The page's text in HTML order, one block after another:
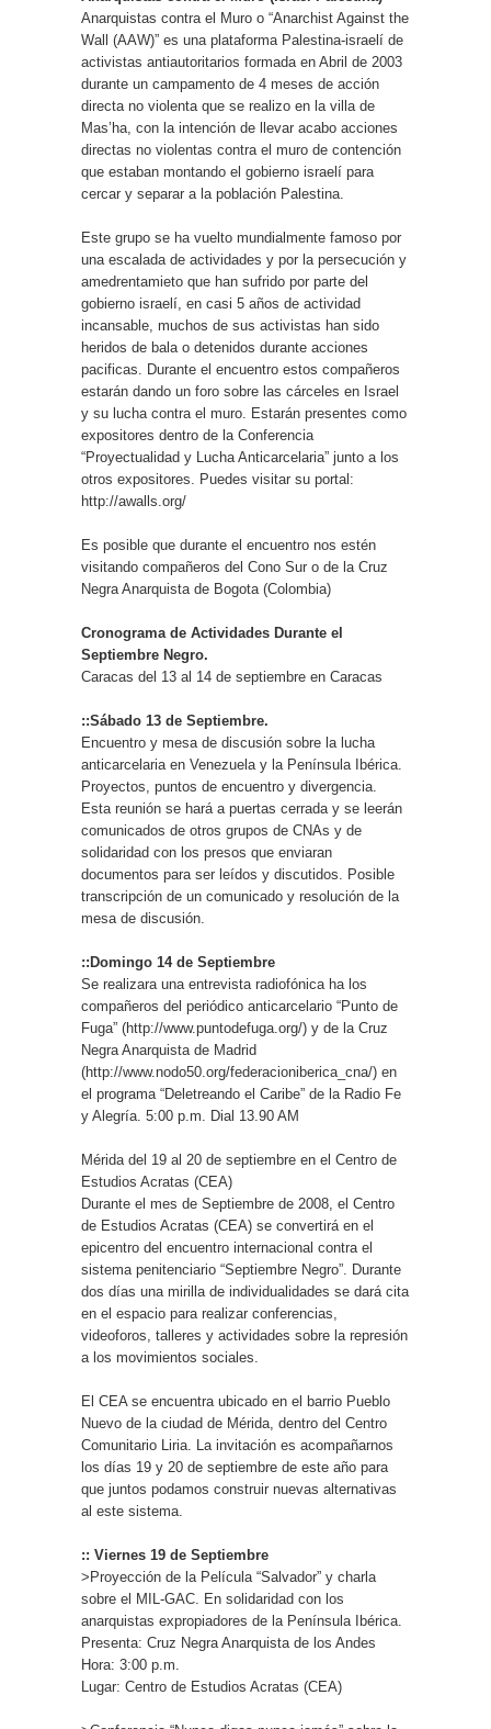
Anarquistas contra el Muro o “Anarchist Against the
Wall (AAW)” es una plataforma Palestina-israelí de
activistas antiautoritarios formada en Abril de 2003
durante un campamento de 4 meses de acción
directa no violenta que se realizo en la villa de
Mas’ha, con la intención de llevar acabo acciones
directas no violentas contra el muro de contención
que estaban montando el gobierno israelí para
cercar y separar a la población Palestina.
Este grupo se ha vuelto mundialmente famoso por
una escalada de actividades y por la persecución y
amedrentamieto que han sufrido por parte del
gobierno israelí, en casi 5 años de actividad
incansable, muchos de sus activistas han sido
heridos de bala o detenidos durante acciones
pacificas. Durante el encuentro estos compañeros
estarán dando un foro sobre las cárceles en Israel
y su lucha contra el muro. Estarán presentes como
expositores dentro de la Conferencia
“Proyectualidad y Lucha Anticarcelaria” junto a los
otros expositores. Puedes visitar su portal:
http://awalls.org/
Es posible que durante el encuentro nos estén
visitando compañeros del Cono Sur o de la Cruz
Negra Anarquista de Bogota (Colombia)
Cronograma de Actividades Durante el
Septiembre Negro.
Caracas del 13 al 14 de septiembre en Caracas
::Sábado 13 de Septiembre.
Encuentro y mesa de discusión sobre la lucha
anticarcelaria en Venezuela y la Península Ibérica.
Proyectos, puntos de encuentro y divergencia.
Esta reunión se hará a puertas cerrada y se leerán
comunicados de otros grupos de CNAs y de
solidaridad con los presos que enviaran
documentos para ser leídos y discutidos. Posible
transcripción de un comunicado y resolución de la
mesa de discusión.
::Domingo 14 de Septiembre
Se realizara una entrevista radiofónica ha los
compañeros del periódico anticarcelario “Punto de
Fuga” (http://www.puntodefuga.org/) y de la Cruz
Negra Anarquista de Madrid
(http://www.nodo50.org/federacioniberica_cna/) en
el programa “Deletreando el Caribe” de la Radio Fe
y Alegría. 5:00 p.m. Dial 13.90 AM
Mérida del 19 al 20 de septiembre en el Centro de
Estudios Acratas (CEA)
Durante el mes de Septiembre de 2008, el Centro
de Estudios Acratas (CEA) se convertirá en el
epicentro del encuentro internacional contra el
sistema penitenciario “Septiembre Negro”. Durante
dos días una mirilla de individualidades se dará cita
en el espacio para realizar conferencias,
videoforos, talleres y actividades sobre la represión
a los movimientos sociales.
El CEA se encuentra ubicado en el barrio Pueblo
Nuevo de la ciudad de Mérida, dentro del Centro
Comunitario Liria. La invitación es acompañarnos
los días 19 y 20 de septiembre de este año para
que juntos podamos construir nuevas alternativas
al este sistema.
:: Viernes 19 de Septiembre
>Proyección de la Película “Salvador” y charla
sobre el MIL-GAC. En solidaridad con los
anarquistas expropiadores de la Península Ibérica.
Presenta: Cruz Negra Anarquista de los Andes
Hora: 3:00 p.m.
Lugar: Centro de Estudios Acratas (CEA)